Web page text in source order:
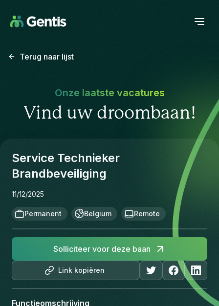
Terug naar lijst
Onze laatste vacatures
Vind uw droombaan!
Service Technieker
Brandbeveiliging
11/12/2025
Permanent Belgium Remote
Link kopiëren
Solliciteer voor deze baan
Functieomschrijving